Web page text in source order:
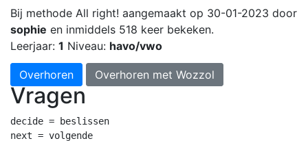
Bij methode All right! aangemaakt op 30-01-2023 door
sophie en inmiddels 518 keer bekeken.
Leerjaar: 1 Niveau: havo/vwo
Overhoren Overhoren met Wozzol
Vragen
decide = beslissen
next = volgende